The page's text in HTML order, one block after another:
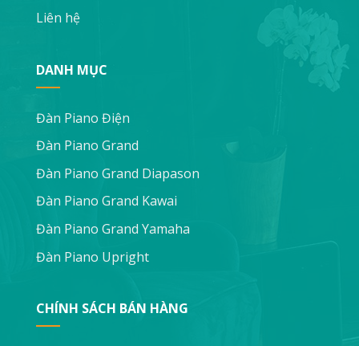
Liên hệ
DANH MỤC
Đàn Piano Điện
Đàn Piano Grand
Đàn Piano Grand Diapason
Đàn Piano Grand Kawai
Đàn Piano Grand Yamaha
Đàn Piano Upright
CHÍNH SÁCH BÁN HÀNG